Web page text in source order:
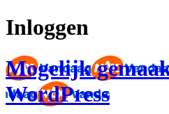
Inloggen
Mogelijk
WordPress